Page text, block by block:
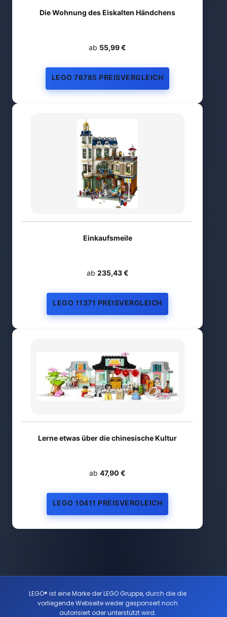
Die Wohnung des Eiskalten Händchens
ab 55,99 €
LEGO 76785 PREISVERGLEICH
Einkaufsmeile
ab 235,43 €
LEGO 11371 PREISVERGLEICH
Lerne etwas über die chinesische Kultur
ab 47,90 €
LEGO 10411 PREISVERGLEICH
LEGO® ist eine Marke der LEGO Gruppe, durch die die
vorliegende Webseite weder gesponsert noch
autorisiert oder unterstützt wird.